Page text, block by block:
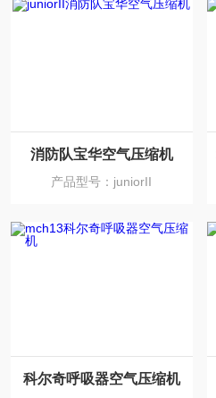
消防队宝华空气压缩机
产品型号：juniorII
科尔奇呼吸器空气压缩机